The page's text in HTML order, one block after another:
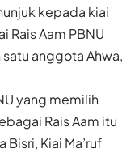
kepada kiai
Rais Aam PBNU
anggota Ahwa,
yang memilih
Rais Aam itu
Bisri, Kiai Ma’ruf